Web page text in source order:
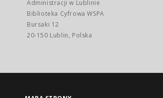
Administracji w Lublinie
Biblioteka Cyfrowa WSPA
Bursaki 12
20-150 Lublin, Polska